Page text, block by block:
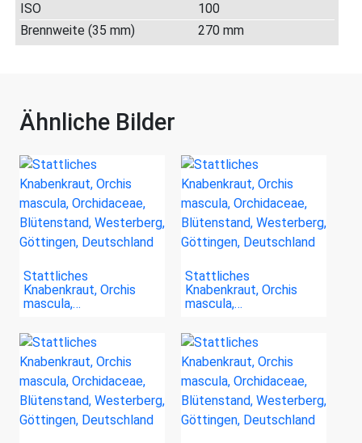
ISO
100
Brennweite (35 mm)
270 mm
Ähnliche Bilder
Stattliches
Knabenkraut, Orchis
mascula,…
Stattliches
Knabenkraut, Orchis
mascula,…